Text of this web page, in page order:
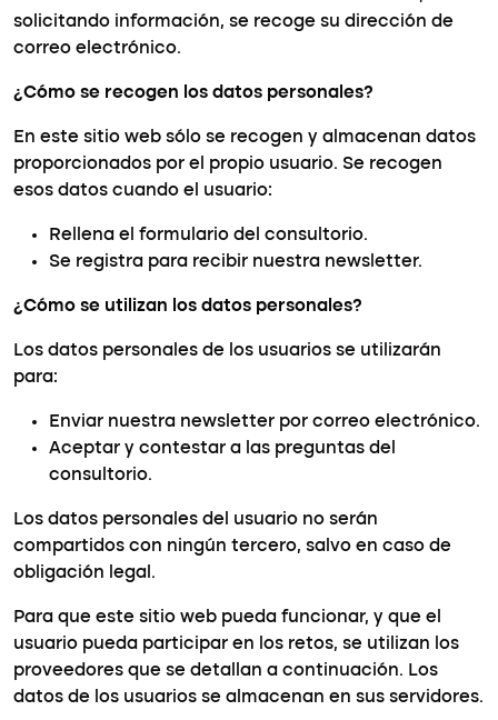
solicitando información, se recoge su dirección de
correo electrónico.
¿Cómo se recogen los datos personales?
En este sitio web sólo se recogen y almacenan datos
proporcionados por el propio usuario. Se recogen
esos datos cuando el usuario:
Rellena el formulario del consultorio.
Se registra para recibir nuestra newsletter.
¿Cómo se utilizan los datos personales?
Los datos personales de los usuarios se utilizarán
para:
Enviar nuestra newsletter por correo electrónico.
Aceptar y contestar a las preguntas del
consultorio.
Los datos personales del usuario no serán
compartidos con ningún tercero, salvo en caso de
obligación legal.
Para que este sitio web pueda funcionar, y que el
usuario pueda participar en los retos, se utilizan los
proveedores que se detallan a continuación. Los
datos de los usuarios se almacenan en sus servidores.